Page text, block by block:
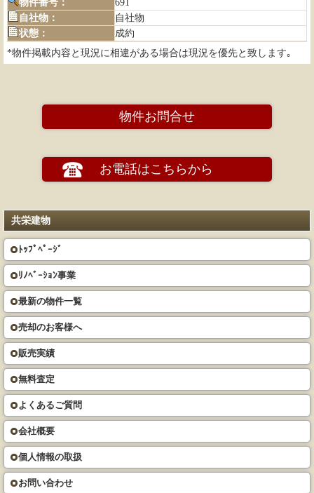
物件番号：
691
自社物：
自社物
状態：
成約
*物件掲載内容と現況に相違がある場合は現況を優先と致します｡
物件お問合せ
お電話はこちらから
共栄建物
ﾄｯﾌﾟﾍﾟｰｼﾞ
ﾘﾉﾍﾞｰｼｮﾝ事業
最新の物件一覧
売却のお客様へ
販売実績
無料査定
よくあるご質問
会社概要
個人情報の取扱
お問い合わせ